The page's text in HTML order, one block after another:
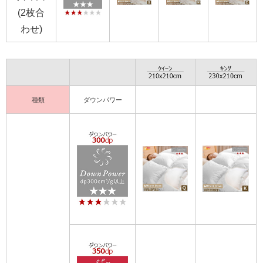
(2枚合
わせ)
種類 ダウンパワー